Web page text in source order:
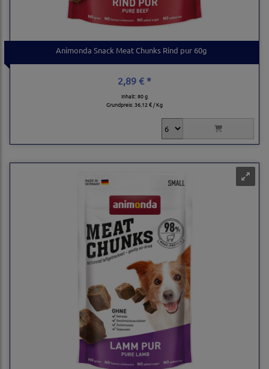
Animonda Snack Meat Chunks Rind pur 60g
2,89 € *
Inhalt: 80 g
Grundpreis:36,12 € / Kg